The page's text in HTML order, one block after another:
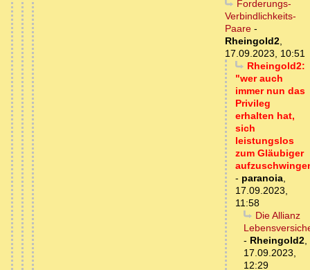
Forderungs-
Verbindlichkeits-
Paare -
Rheingold2,
17.09.2023, 10:51
Rheingold2:
"wer auch
immer nun das
Privileg
erhalten hat,
sich
leistungslos
zum Gläubiger
- paranoia,
17.09.2023,
11:58
Die Allianz
- Rheingold2,
17.09.2023,
12:29